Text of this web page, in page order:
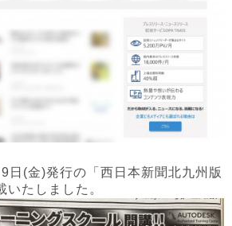
日(金)発行の「西日本新聞北九州版
いたしました。